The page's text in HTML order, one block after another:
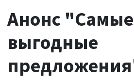
Анонс "Самые
выгодные